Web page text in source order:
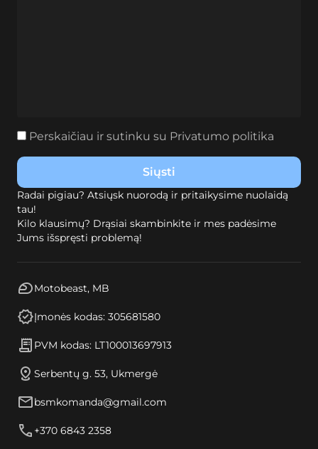
Radai pigiau? Atsiųsk nuorodą ir pritaikysime nuolaidą
tau!
Kilo klausimų? Drąsiai skambinkite ir mes padėsime
Jums išspręsti problemą!
Motobeast, MB
Įmonės kodas: 305681580
PVM kodas: LT100013697913
Serbentų g. 53, Ukmergė
bsmkomanda@gmail.com
+370 6843 2358
Perskaičiau ir sutinku su Privatumo politika